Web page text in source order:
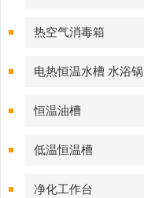
热空气消毒箱
电热恒温水槽 水浴锅
恒温油槽
低温恒温槽
净化工作台